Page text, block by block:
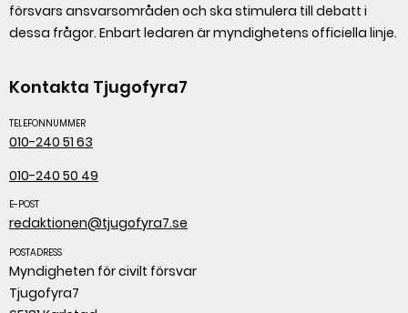
försvars ansvarsområden och ska stimulera till debatt i
dessa frågor. Enbart ledaren är myndighetens officiella linje.
Kontakta Tjugofyra7
TELEFONNUMMER
010-240 51 63
010-240 50 49
E-POST
redaktionen@tjugofyra7.se
POSTADRESS
Myndigheten för civilt försvar
Tjugofyra7